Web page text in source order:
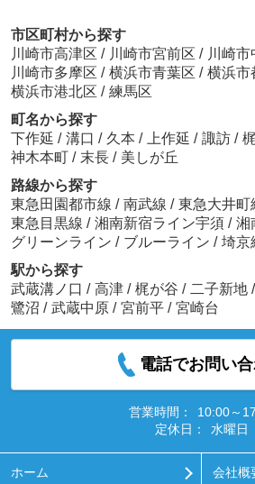
市区町村から探す
川崎市高津区 / 川崎市宮前区 / 川崎市
川崎市多摩区 / 横浜市青葉区 / 横浜市
横浜市港北区 / 練馬区
町名から探す
下作延 / 溝口 / 久本 / 上作延 / 諏訪 /
神木本町 / 末長 / 美しが丘
路線から探す
東急田園都市線 / 南武線 / 東急大井町
東急目黒線 / 湘南新宿ライン宇須 / 湘
グリーンライン / ブルーライン / 埼京
駅から探す
武蔵溝ノ口 / 高津 / 梶が谷 / 二子新地 /
鷺沼 / 武蔵中原 / 宮前平 / 宮崎台
電話でお問い
営業時間：
10:00～
定休日：
水曜日
ホーム 会社概